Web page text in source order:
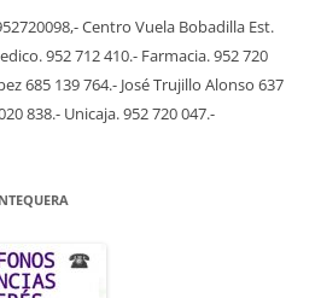
Centro Vuela Bobadilla Est.
952 712 410.- Farmacia. 952 720
685 139 764.- José Trujillo Alonso 637
838.- Unicaja. 952 720 047.-